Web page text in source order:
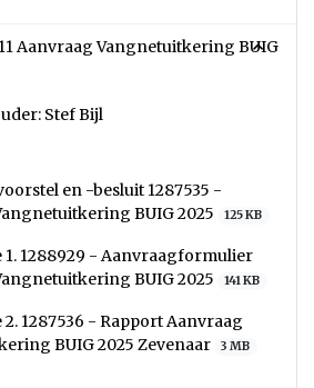
Aanvraag Vangnetuitkering BUIG
Stef Bijl
en -besluit 1287535 -
BUIG 2025
125 KB
1. 1288929 - Aanvraagformulier
BUIG 2025
141 KB
2. 1287536 - Rapport Aanvraag
BUIG 2025 Zevenaar
3 MB